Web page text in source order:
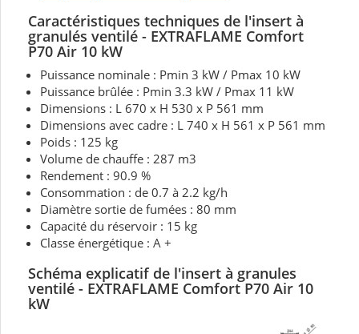
Caractéristiques techniques de l'insert à
granulés ventilé - EXTRAFLAME Comfort
P70 Air 10 kW
Puissance nominale : Pmin 3 kW / Pmax 10 kW
Puissance brûlée : Pmin 3.3 kW / Pmax 11 kW
Dimensions : L 670 x H 530 x P 561 mm
Dimensions avec cadre : L 740 x H 561 x P 561 mm
Poids : 125 kg
Volume de chauffe : 287 m3
Rendement : 90.9 %
Consommation : de 0.7 à 2.2 kg/h
Diamètre sortie de fumées : 80 mm
Capacité du réservoir : 15 kg
Classe énergétique : A +
Schéma explicatif de l'insert à granules
ventilé - EXTRAFLAME Comfort P70 Air 10
kW